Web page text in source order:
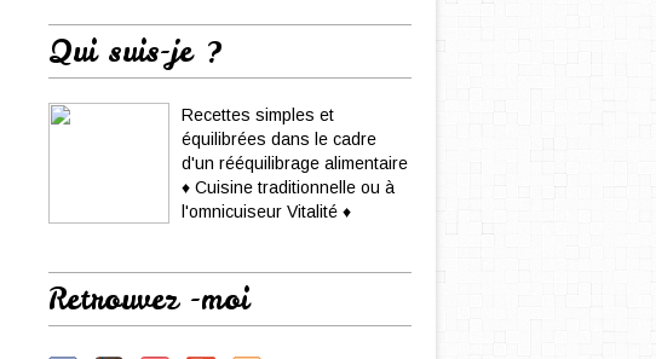
Qui suis-je ?
Recettes simples et
équilibrées dans le cadre
d'un rééquilibrage alimentaire
♦ Cuisine traditionnelle ou à
l'omnicuiseur Vitalité ♦
Retrouvez -moi